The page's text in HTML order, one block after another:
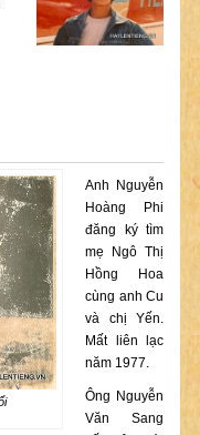
Anh Nguyễn
Hoàng Phi
đăng ký tìm
mẹ Ngô Thị
Hồng Hoa
cùng anh Cu
và chị Yến.
Mất liên lạc
năm 1977.
Ông Nguyễn
Văn Sang